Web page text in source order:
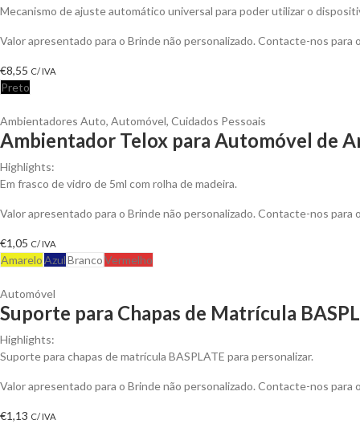
Mecanismo de ajuste automático universal para poder utilizar o
Valor apresentado para o Brinde não personalizado. Contacte-nos
€8,55 C/ IVA
Preto
Ambientadores Auto, Automóvel, Cuidados Pessoais
Ambientador Telox para Automóvel de
Highlights:
Em frasco de vidro de 5ml com rolha de madeira.
Valor apresentado para o Brinde não personalizado. Contacte-nos
€1,05 C/ IVA
AmareloAzulBrancoVermelho
Automóvel
Suporte para Chapas de Matrícula
Highlights:
Suporte para chapas de matrícula BASPLATE para personalizar.
Valor apresentado para o Brinde não personalizado. Contacte-nos
€1,13 C/ IVA